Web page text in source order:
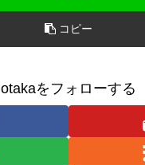
コピー
otakaをフォローする